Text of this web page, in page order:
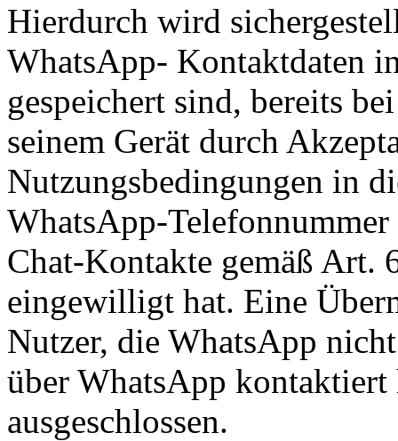
Hierdurch wird
WhatsApp- Kontaktdaten
gespeichert sind, bereits
seinem Gerät durch
Nutzungsbedingungen in
WhatsApp-Telefonnummer
Chat-Kontakte gemäß Art.
eingewilligt hat. Eine
Nutzer, die WhatsApp
über WhatsApp
ausgeschlossen.